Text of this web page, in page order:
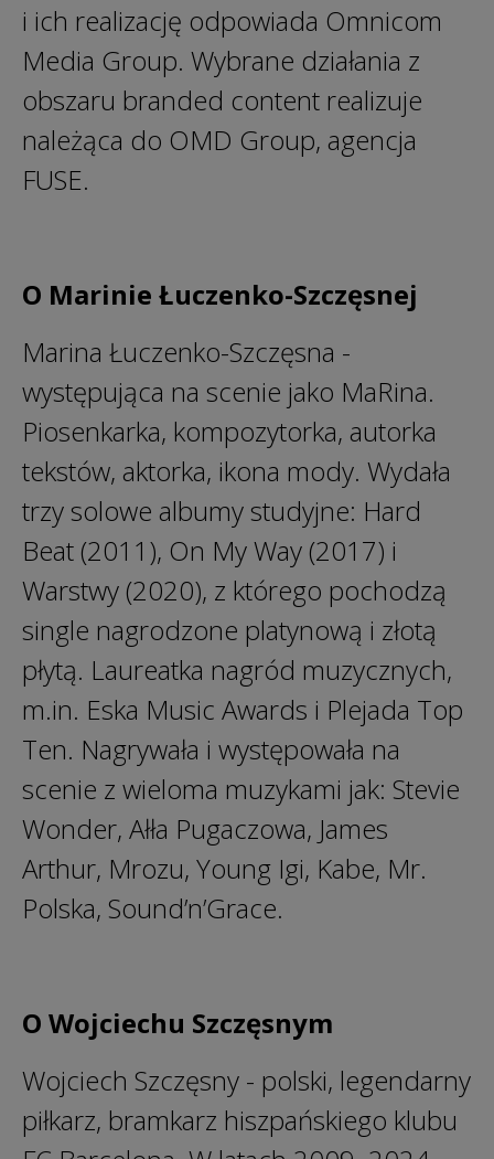
i ich realizację odpowiada Omnicom
Media Group. Wybrane działania z
obszaru branded content realizuje
należąca do OMD Group, agencja
FUSE.
O Marinie Łuczenko-Szczęsnej
Marina Łuczenko-Szczęsna -
występująca na scenie jako MaRina.
Piosenkarka, kompozytorka, autorka
tekstów, aktorka, ikona mody. Wydała
trzy solowe albumy studyjne: Hard
Beat (2011), On My Way (2017) i
Warstwy (2020), z którego pochodzą
single nagrodzone platynową i złotą
płytą. Laureatka nagród muzycznych,
m.in. Eska Music Awards i Plejada Top
Ten. Nagrywała i występowała na
scenie z wieloma muzykami jak: Stevie
Wonder, Ałła Pugaczowa, James
Arthur, Mrozu, Young Igi, Kabe, Mr.
Polska, Sound’n’Grace.
O Wojciechu Szczęsnym
Wojciech Szczęsny - polski, legendarny
piłkarz, bramkarz hiszpańskiego klubu